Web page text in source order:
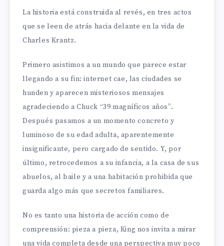
La historia está construida al revés, en tres actos
que se leen de atrás hacia delante en la vida de
Charles Krantz.
Primero asistimos a un mundo que parece estar
llegando a su fin: internet cae, las ciudades se
hunden y aparecen misteriosos mensajes
agradeciendo a Chuck “39 magníficos años”.
Después pasamos a un momento concreto y
luminoso de su edad adulta, aparentemente
insignificante, pero cargado de sentido. Y, por
último, retrocedemos a su infancia, a la casa de sus
abuelos, al baile y a una habitación prohibida que
guarda algo más que secretos familiares.
No es tanto una historia de acción como de
comprensión: pieza a pieza, King nos invita a mirar
una vida completa desde una perspectiva muy poco